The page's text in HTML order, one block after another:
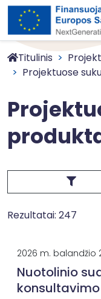
Titulinis
Projektuose
Rezultatai: 247
2026 m. balandžio
Nuotolinio